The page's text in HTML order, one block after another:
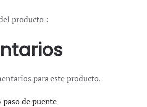
producto :
para este producto.
paso de puente